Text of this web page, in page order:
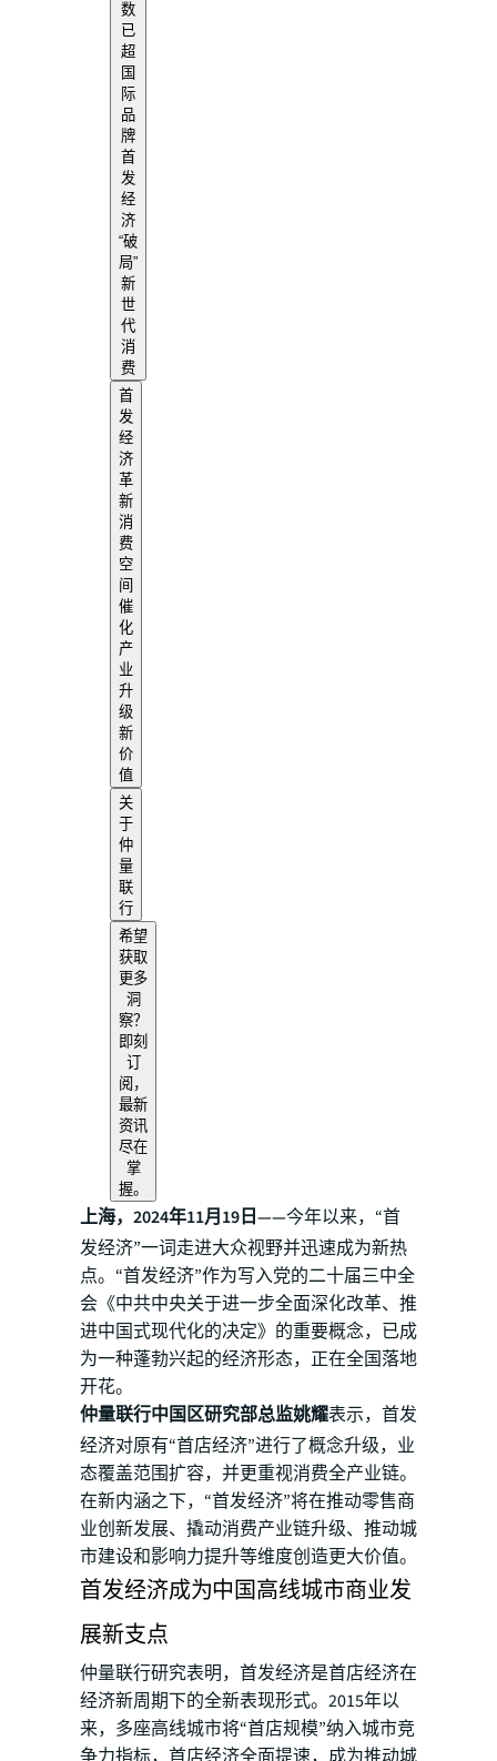
数
已
超
国
际
品
牌
首
发
经
济
“破
局”
新
世
代
消
费
首
发
经
济
革
新
消
费
空
间
催
化
产
业
升
级
新
价
值
关
于
仲
量
联
行
希望
获取
更多
洞
察？
即刻
订
阅，
最新
资讯
尽在
掌
握。
上海，2024年11月19日——今年以来，“首
发经济”一词走进大众视野并迅速成为新热
点。“首发经济”作为写入党的二十届三中全
会《中共中央关于进一步全面深化改革、推
进中国式现代化的决定》的重要概念，已成
为一种蓬勃兴起的经济形态，正在全国落地
开花。
仲量联行中国区研究部总监姚耀表示，首发
经济对原有“首店经济”进行了概念升级，业
态覆盖范围扩容，并更重视消费全产业链。
在新内涵之下，“首发经济”将在推动零售商
业创新发展、撬动消费产业链升级、推动城
市建设和影响力提升等维度创造更大价值。
首发经济成为中国高线城市商业发
展新支点
仲量联行研究表明，首发经济是首店经济在
经济新周期下的全新表现形式。2015年以
来，多座高线城市将“首店规模”纳入城市竞